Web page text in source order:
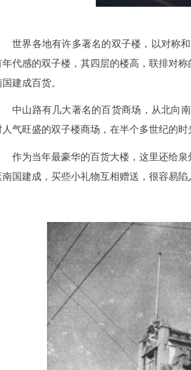
世界各地有许多著名的双子楼，以对称
年代感的双子楼，其四层的楼高，联排对
国建成百货。
中山路有几大著名的百货商场，从北向
人气旺盛的双子楼商场，在半个多世纪的
作为当年最豪华的百货大楼，这里还给
南国建成，买些小礼物互相赠送，很容易陷